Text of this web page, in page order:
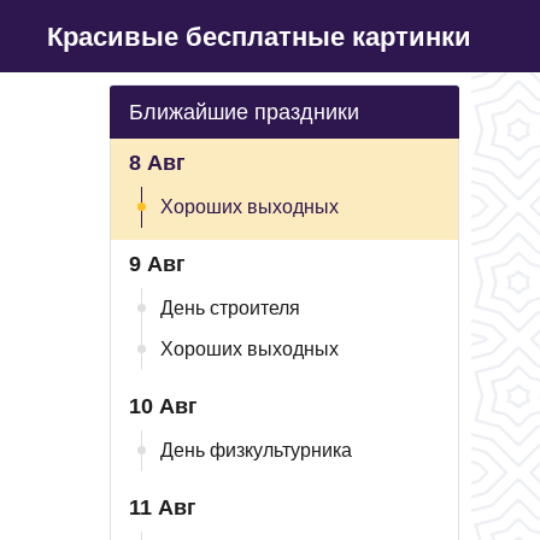
Красивые бесплатные картинки
Ближайшие праздники
8 Авг
Хороших выходных
9 Авг
День строителя
Хороших выходных
10 Авг
День физкультурника
11 Авг